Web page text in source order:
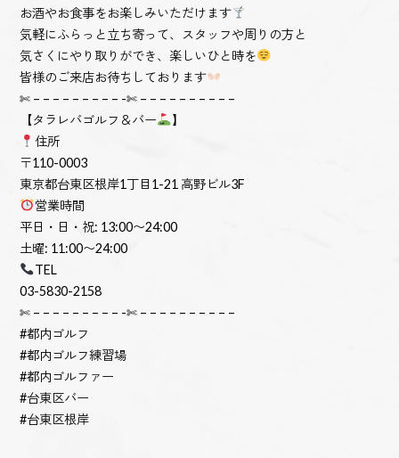
お酒やお食事をお楽しみいただけます
気軽にふらっと立ち寄って、スタッフや周りの方と
気さくにやり取りができ、楽しいひと時を
皆様のご来店お待ちしております
✄ – – – – – – – – – -✄ – – – – – – – – – –
【タラレバゴルフ＆バー
】
住所
〒110-0003
東京都台東区根岸1丁目1-21 高野ビル3F
営業時間
平日・日・祝: 13:00〜24:00
土曜: 11:00〜24:00
TEL
03-5830-2158
✄ – – – – – – – – – -✄ – – – – – – – – – –
#都内ゴルフ
#都内ゴルフ練習場
#都内ゴルファー
#台東区バー
#台東区根岸